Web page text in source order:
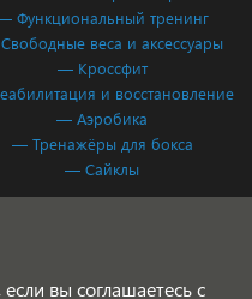
Функциональный тренинг
веса и аксессуары
— Кроссфит
и восстановление
— Аэробика
— Тренажёры для бокса
— Сайклы
обработку персональных
вы соглашаетесь с